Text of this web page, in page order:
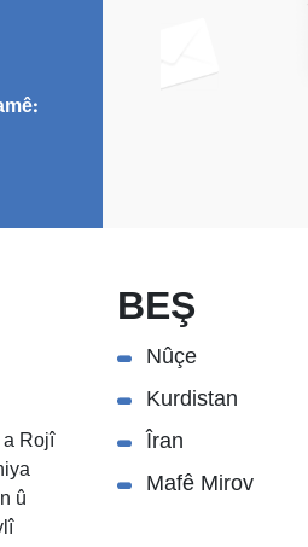
Rojî
û
BEŞ
Nûçe
Kurdistan
Îran
Mafê Mirov